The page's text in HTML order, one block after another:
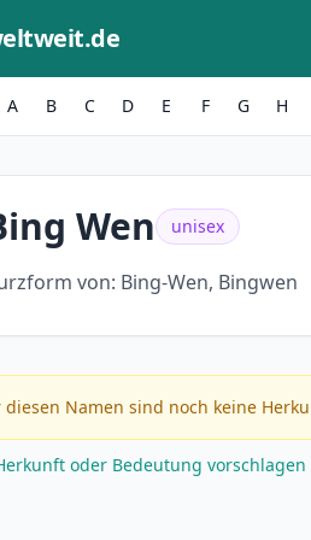
A B C D E F G H
Wen unisex
von: Bing-Wen, Bingwen
diesen Namen sind noch keine
oder Bedeutung